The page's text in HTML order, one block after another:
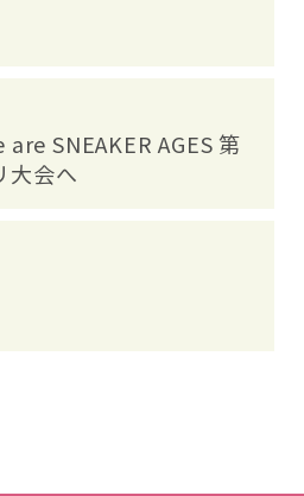
SNEAKER AGES 第
大会へ